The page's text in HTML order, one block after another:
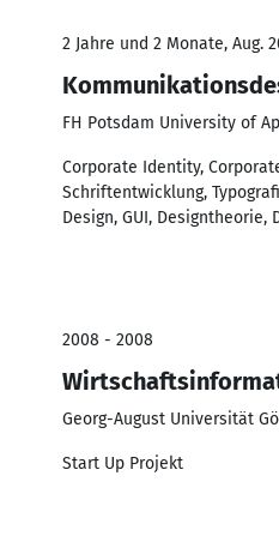
2 Jahre und 2 Monate, Aug.
FH Potsdam University of
Corporate Identity,
Schriftentwicklung,
Design, GUI, Designtheorie,
2008 - 2008
Georg-August Universität
Start Up Projekt